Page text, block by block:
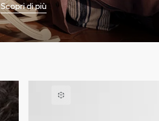
Scopri di più